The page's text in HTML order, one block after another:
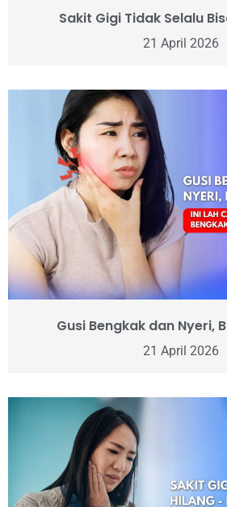
Sakit Gigi Tidak Selalu
21 April 2026
Gusi Bengkak dan Nyeri,
21 April 2026